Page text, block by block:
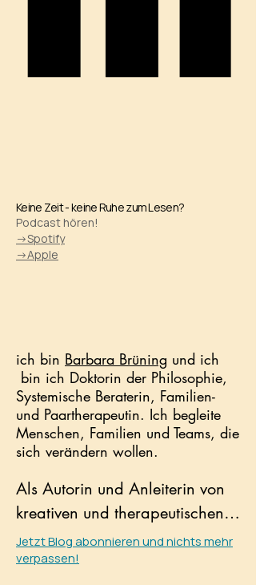
Keine Zeit - keine Ruhe zum Lesen?
Podcast hören!
->Spotify
->Apple
​ich bin Barbara Brüning und ich
bin ich Doktorin der Philosophie,
Systemische Beraterin, Familien-
und Paartherapeutin. Ich begleite
Menschen, Familien und Teams, die
sich verändern wollen.
Als Autorin und Anleiterin von
kreativen und therapeutischen
Schreibkursen entfessele ich die
kreative Kraft des Unbewussten,
Jetzt Blog abonnieren und nichts mehr
verpassen!